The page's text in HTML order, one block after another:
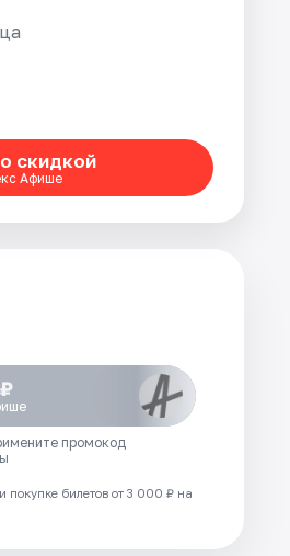
скидкой
Афише
промокод
покупке билетов от 3 000 ₽ на